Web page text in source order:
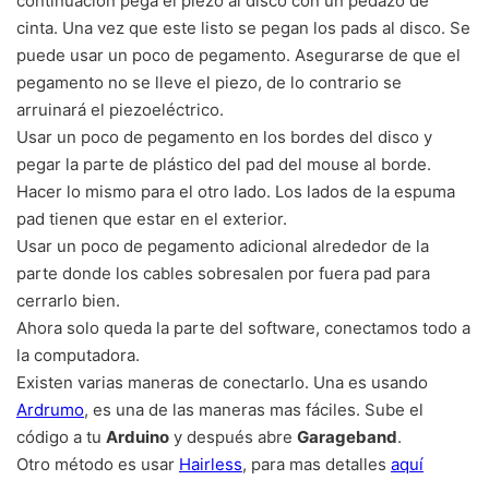
cinta. Una vez que este listo se pegan los pads al disco. Se
puede usar un poco de pegamento. Asegurarse de que el
pegamento no se lleve el piezo, de lo contrario se
arruinará el piezoeléctrico.
Usar un poco de pegamento en los bordes del disco y
pegar la parte de plástico del pad del mouse al borde.
Hacer lo mismo para el otro lado. Los lados de la espuma
pad tienen que estar en el exterior.
Usar un poco de pegamento adicional alrededor de la
parte donde los cables sobresalen por fuera pad para
cerrarlo bien.
Ahora solo queda la parte del software, conectamos todo a
la computadora.
Existen varias maneras de conectarlo. Una es usando
Ardrumo, es una de las maneras mas fáciles. Sube el
código a tu Arduino y después abre Garageband.
Otro método es usar Hairless, para mas detalles aquí